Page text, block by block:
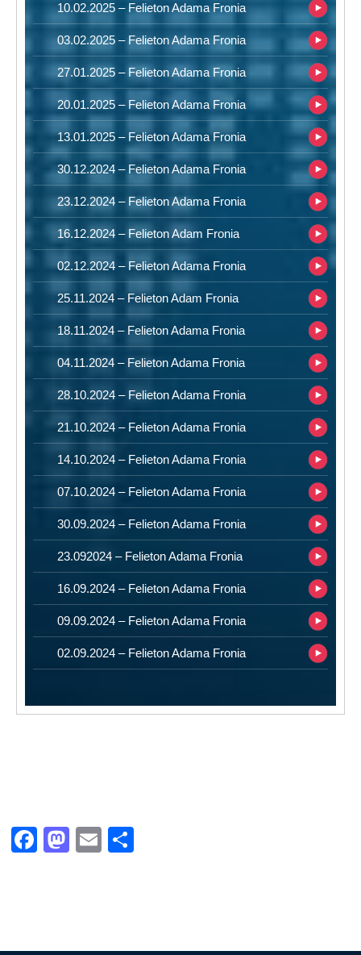
10.02.2025 – Felieton Adama Fronia
03.02.2025 – Felieton Adama Fronia
27.01.2025 – Felieton Adama Fronia
20.01.2025 – Felieton Adama Fronia
13.01.2025 – Felieton Adama Fronia
30.12.2024 – Felieton Adama Fronia
23.12.2024 – Felieton Adama Fronia
16.12.2024 – Felieton Adam Fronia
02.12.2024 – Felieton Adama Fronia
25.11.2024 – Felieton Adam Fronia
18.11.2024 – Felieton Adama Fronia
04.11.2024 – Felieton Adama Fronia
28.10.2024 – Felieton Adama Fronia
21.10.2024 – Felieton Adama Fronia
14.10.2024 – Felieton Adama Fronia
07.10.2024 – Felieton Adama Fronia
30.09.2024 – Felieton Adama Fronia
23.092024 – Felieton Adama Fronia
16.09.2024 – Felieton Adama Fronia
09.09.2024 – Felieton Adama Fronia
02.09.2024 – Felieton Adama Fronia
Facebook
Mastodon
Email